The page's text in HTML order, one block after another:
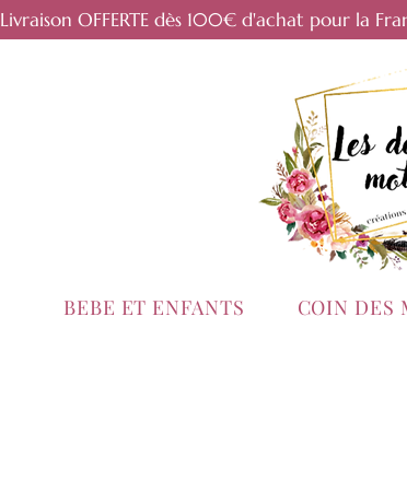
Livraison OFFERTE dès 100€ d'achat pour la
BEBE ET ENFANTS COIN DES